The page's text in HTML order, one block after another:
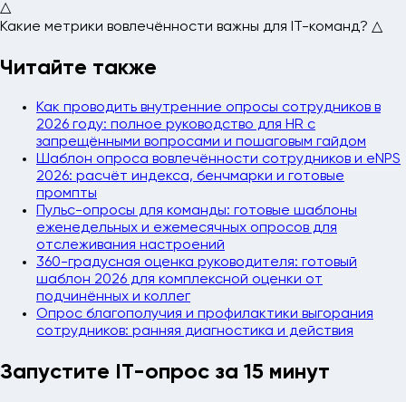
△
Какие метрики вовлечённости важны для IT-команд? △
Читайте также
Как проводить внутренние опросы сотрудников в
2026 году: полное руководство для HR с
запрещёнными вопросами и пошаговым гайдом
Шаблон опроса вовлечённости сотрудников и eNPS
2026: расчёт индекса, бенчмарки и готовые
промпты
Пульс-опросы для команды: готовые шаблоны
еженедельных и ежемесячных опросов для
отслеживания настроений
360-градусная оценка руководителя: готовый
шаблон 2026 для комплексной оценки от
подчинённых и коллег
Опрос благополучия и профилактики выгорания
сотрудников: ранняя диагностика и действия
Запустите IT-опрос за 15 минут